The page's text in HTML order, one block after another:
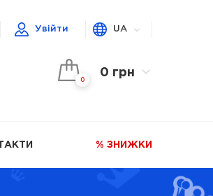
Увійти UA
0
0 грн
% ЗНИЖКИ